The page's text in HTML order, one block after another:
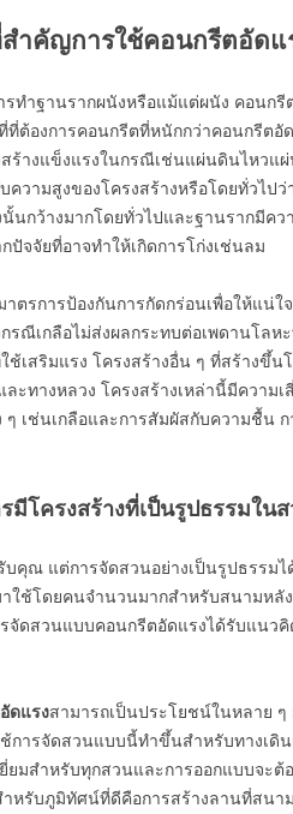
ำคัญการใช้คอนกรีตอัดแ
รทำฐานรากผนังหรือแม้แต่ผนัง คอน
ที่ต้องการคอนกรีตที่หนักกว่าคอนกรีตอั
สร้างแข็งแรงในกรณีเช่นแผ่นดินไหวแ
วามสูงของโครงสร้างหรือโดยทั่วไป
นกว้างมากโดยทั่วไปและฐานรากมีค
ปัจจัยที่อาจทำให้เกิดการโก่งเช่นลม
ตรการป้องกันการกัดกร่อนเพื่อให้แน่
รณีเกลือไม่ส่งผลกระทบต่อเพดานโลห
ช้เสริมแรง โครงสร้างอื่น ๆ ที่สร้างขึ้น
ะทางหลวง โครงสร้างเหล่านี้มีความ
ๆ เช่นเกลือและการสัมผัสกับความชื้น
มีโครงสร้างที่เป็นรูปธรรมใ
บคุณ แต่การจัดสวนอย่างเป็นรูปธรรม
ใช้โดยคนจำนวนมากสำหรับสนามหลั
จัดสวนแบบคอนกรีตอัดแรงได้รับแน
ดแรงสามารถเป็นประโยชน์ในหลาย
การจัดสวนแบบนี้ทำขึ้นสำหรับทางเดิ
ยี่ยมสำหรับทุกสวนและการออกแบบจะ
หรับภูมิทัศน์ที่ดีคือการสร้างลานที่สน